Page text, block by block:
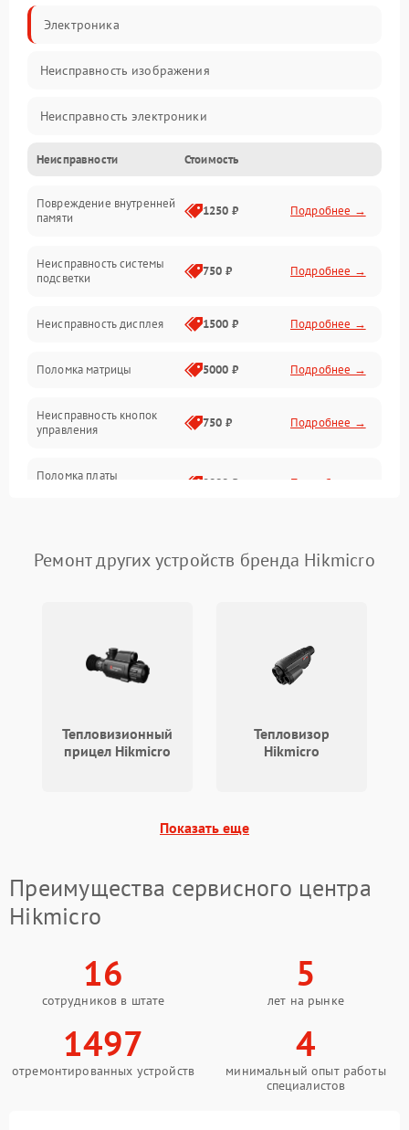
Электроника
Неисправность изображения
Неисправность электроники
Электропитание
Матрица
Оптика
Неисправности Стоимость
Повреждение внутренней
памяти
1250 ₽ Подробнее →
Неисправность системы
подсветки
750 ₽ Подробнее →
Неисправность дисплея 1500 ₽ Подробнее →
Поломка матрицы 5000 ₽ Подробнее →
Неисправность кнопок
управления
750 ₽ Подробнее →
Поломка платы
2000 ₽ Подробнее →
аккумулятора
Поломка разъема для
Подробнее →
термодатчика
Неисправность системы
1500 ₽
Поломка процессора 2500 ₽ Подробнее →
Неисправность системы
Ремонт других устройств бренда Hikmicro
Тепловизионный
прицел Hikmicro
Тепловизор
Hikmicro
Показать еще
Преимущества сервисного центра
Hikmicro
16
сотрудников в штате
5
лет на рынке
1497
отремонтированных устройств
4
минимальный опыт работы
специалистов